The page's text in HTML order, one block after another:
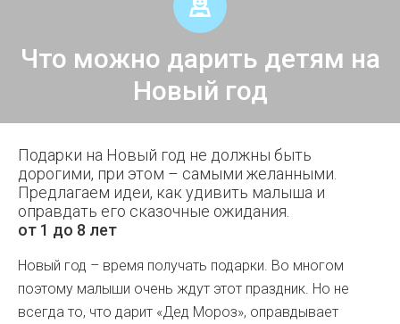
Что можно дарить детям на
Новый год
Подарки на Новый год не должны быть
дорогими, при этом – самыми желанными.
Предлагаем идеи, как удивить малыша и
оправдать его сказочные ожидания.
от 1 до 8 лет
Новый год – время получать подарки. Во многом
поэтому малыши очень ждут этот праздник. Но не
всегда то, что дарит «Дед Мороз», оправдывает